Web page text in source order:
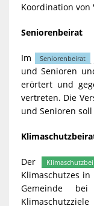
Koordination von
Seniorenbeirat
Im Seniorenbeirat
und Senioren
erörtert und
vertreten. Die
und Senioren
Der
Klimaschutzes
Gemeinde